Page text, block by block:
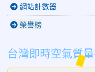
網站計數器
榮譽榜
台灣即時空氣質量